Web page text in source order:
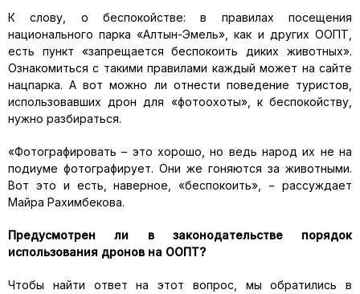
К слову, о беспокойстве: в правилах посещения
национального парка «Алтын-Эмель», как и других ООПТ,
есть пункт «запрещается беспокоить диких животных».
Ознакомиться с такими правилами каждый может на сайте
нацпарка. А вот можно ли отнести поведение туристов,
использовавших дрон для «фотоохоты», к беспокойству,
нужно разбираться.
«Фотографировать – это хорошо, но ведь народ их не на
подиуме фотографирует. Они же гоняются за животными.
Вот это и есть, наверное, «беспокоить», − рассуждает
Майра Рахимбекова.
Предусмотрен ли в законодательстве порядок
использования дронов на ООПТ?
Чтобы найти ответ на этот вопрос, мы обратились в